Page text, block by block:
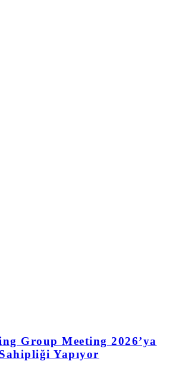
Group Meeting 2026’ya
Yapıyor